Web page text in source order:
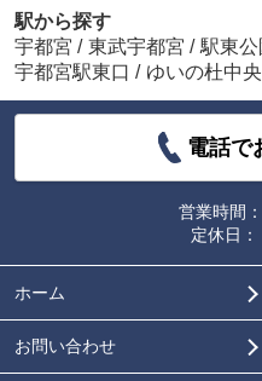
駅から探す
宇都宮 / 東武宇都宮 / 駅東
宇都宮駅東口 / ゆいの杜中央
電話で
営業時間：
定休日：
ホーム
お問い合わせ